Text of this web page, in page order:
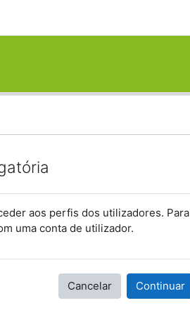
aos perfis dos utilizadores. Para
uma conta de utilizador.
Cancelar Continuar